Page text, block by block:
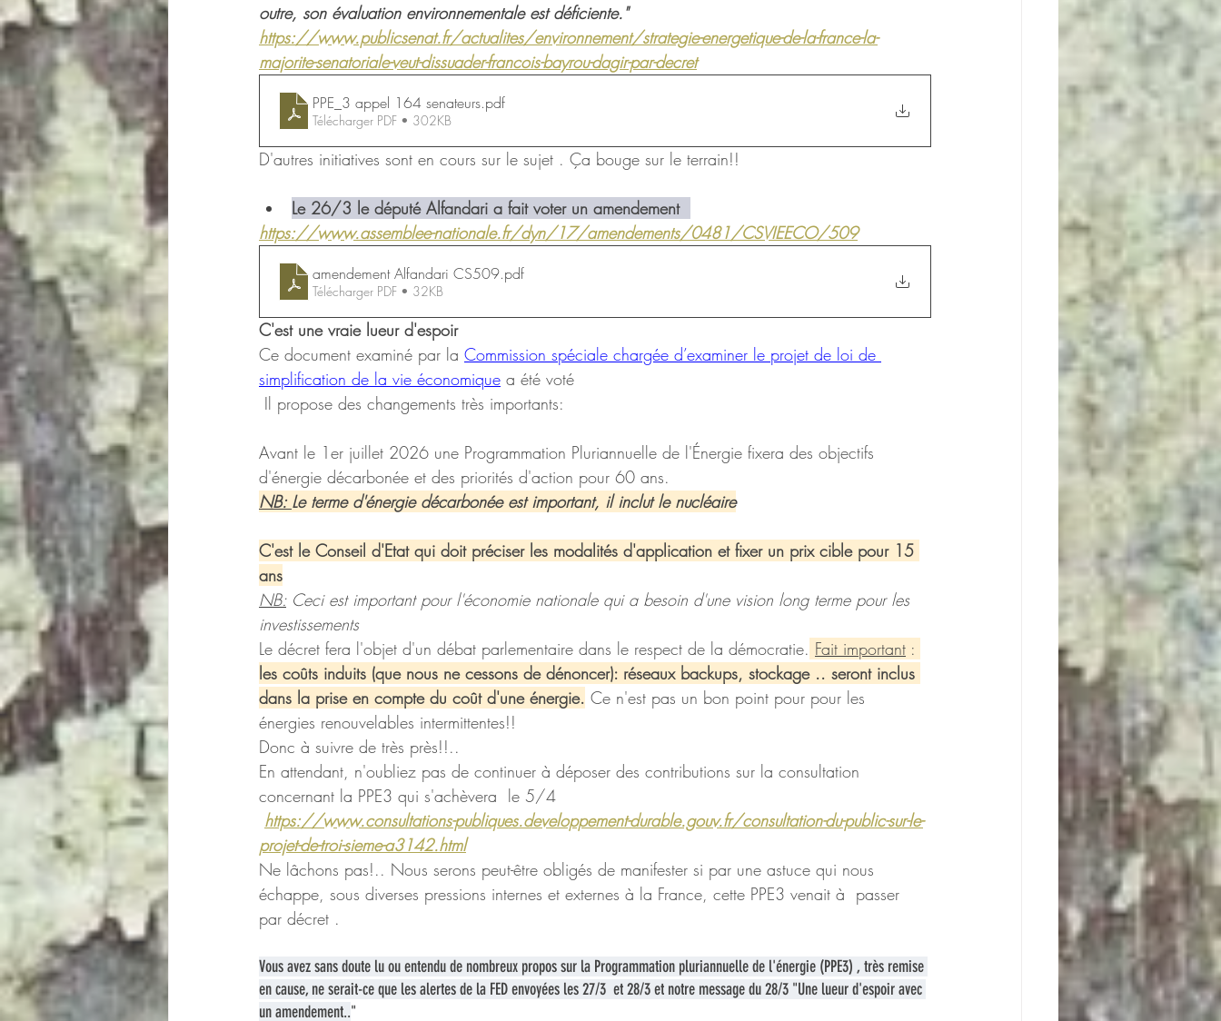
outre, son évaluation environnementale est déficiente."
https://www.publicsenat.fr/actualites/environnement/strategie-energetique-de-la-france-la-
majorite-senatoriale-veut-dissuader-francois-bayrou-dagir-par-decret
PPE_3 appel 164 senateurs.pdf
Télécharger PDF • 302KB
D'autres initiatives sont en cours sur le sujet . Ça bouge sur le terrain!!
Le 26/3 le député Alfandari a fait voter un amendement
https://www.assemblee-nationale.fr/dyn/17/amendements/0481/CSVIEECO/509
amendement Alfandari CS509.pdf
Télécharger PDF • 32KB
C'est une vraie lueur d'espoir
Ce document examiné par la Commission spéciale chargée d’examiner le projet de loi de
simplification de la vie économique a été voté
Il propose des changements très importants:
Avant le 1er juillet 2026 une Programmation Pluriannuelle de l'Énergie fixera des objectifs
d'énergie décarbonée et des priorités d'action pour 60 ans.
NB: Le terme d'énergie décarbonée est important, il inclut le nucléaire
C'est le Conseil d'Etat qui doit préciser les modalités d'application et fixer un prix cible pour 15
ans
NB: Ceci est important pour l'économie nationale qui a besoin d'une vision long terme pour les
investissements
Le décret fera l'objet d'un débat parlementaire dans le respect de la démocratie. Fait important :
les coûts induits (que nous ne cessons de dénoncer): réseaux backups, stockage .. seront inclus
dans la prise en compte du coût d'une énergie. Ce n'est pas un bon point pour pour les
énergies renouvelables intermittentes!!
Donc à suivre de très près!!..
En attendant, n'oubliez pas de continuer à déposer des contributions sur la consultation
concernant la PPE3 qui s'achèvera  le 5/4
https://www.consultations-publiques.developpement-durable.gouv.fr/consultation-du-public-sur-le-
projet-de-troi-sieme-a3142.html
Ne lâchons pas!.. Nous serons peut-être obligés de manifester si par une astuce qui nous
échappe, sous diverses pressions internes et externes à la France, cette PPE3 venait à  passer
par décret .
Vous avez sans doute lu ou entendu de nombreux propos sur la Programmation pluriannuelle de l'énergie (PPE3) , très remise
en cause, ne serait-ce que les alertes de la FED envoyées les 27/3  et 28/3 et notre message du 28/3 "Une lueur d'espoir avec
un amendement.."